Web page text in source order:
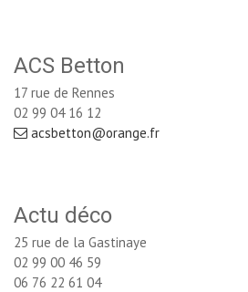
ACS Betton
17 rue de Rennes
02 99 04 16 12
acsbetton@orange.fr
Actu déco
25 rue de la Gastinaye
02 99 00 46 59
06 76 22 61 04